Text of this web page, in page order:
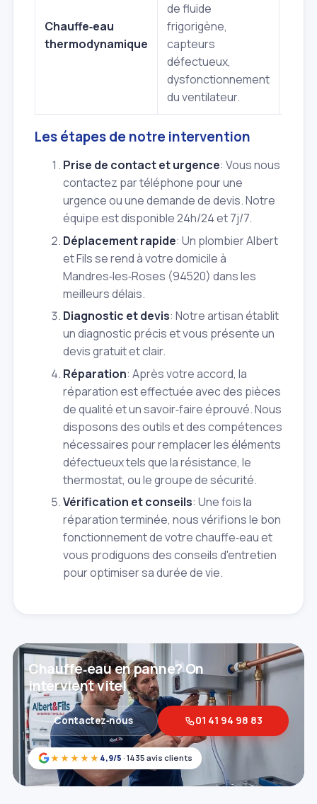
Chauffe‑eau
thermodynamique
de fluide
frigorigène,
capteurs
défectueux,
dysfonctionnement
du ventilateur.
Les étapes de notre intervention
Prise de contact et urgence: Vous nous
contactez par téléphone pour une
urgence ou une demande de devis. Notre
équipe est disponible 24h/24 et 7j/7.
Déplacement rapide: Un plombier Albert
et Fils se rend à votre domicile à
Mandres‑les‑Roses (94520) dans les
meilleurs délais.
Diagnostic et devis: Notre artisan établit
un diagnostic précis et vous présente un
devis gratuit et clair.
Réparation: Après votre accord, la
réparation est effectuée avec des pièces
de qualité et un savoir‑faire éprouvé. Nous
disposons des outils et des compétences
nécessaires pour remplacer les éléments
défectueux tels que la résistance, le
thermostat, ou le groupe de sécurité.
Vérification et conseils: Une fois la
réparation terminée, nous vérifions le bon
fonctionnement de votre chauffe‑eau et
vous prodiguons des conseils d'entretien
pour optimiser sa durée de vie.
★★★★★ 4,9/5 · 1435 avis clients
Chauffe‑eau en panne? On
intervient vite!
Contactez‑nous 01 41 94 98 83